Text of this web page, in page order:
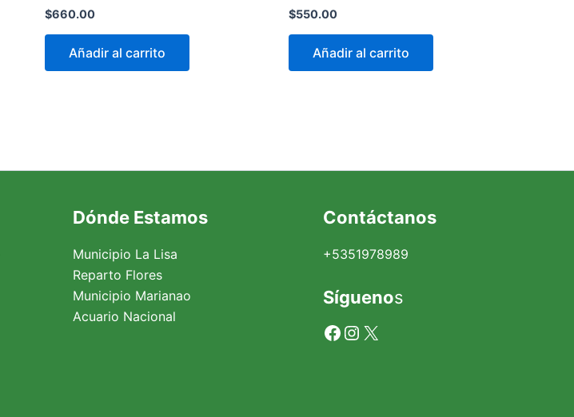
$660.00
Añadir al carrito
$550.00
Añadir al carrito
Dónde Estamos
Municipio La Lisa
Reparto Flores
Municipio Marianao
Acuario Nacional
Contáctanos
+5351978989
Síguenos